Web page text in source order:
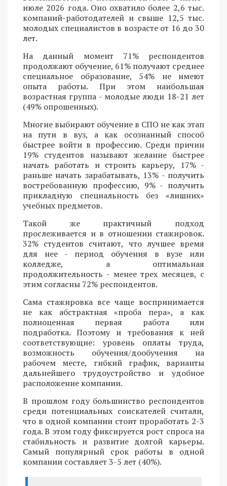
июле 2026 года. Оно охватило более 2,6 тыс.
компаний-работодателей и свыше 12,5 тыс.
молодых специалистов в возрасте от 16 до 30
лет.
На данный момент 71% респондентов
продолжают обучение, 61% получают среднее
специальное образование, 54% не имеют
опыта работы. При этом наибольшая
возрастная группа - молодые люди 18-21 лет
(49% опрошенных).
Многие выбирают обучение в СПО не как этап
на пути в вуз, а как осознанный способ
быстрее войти в профессию. Среди причин
19% студентов называют желание быстрее
начать работать и строить карьеру, 17% -
раньше начать зарабатывать, 13% - получить
востребованную профессию, 9% - получить
прикладную специальность без «лишних»
учебных предметов.
Такой же практичный подход
прослеживается и в отношении стажировок.
32% студентов считают, что лучшее время
для нее - период обучения в вузе или
колледже, а оптимальная
продолжительность - менее трех месяцев, с
этим согласны 72% респондентов.
Сама стажировка все чаще воспринимается
не как абстрактная «проба пера», а как
полноценная первая работа или
подработка. Поэтому и требования к ней
соответствующие: уровень оплаты труда,
возможность обучения/дообучения на
рабочем месте, гибкий график, варианты
дальнейшего трудоустройство и удобное
расположение компании.
В прошлом году большинство респондентов
среди потенциальных соискателей считали,
что в одной компании стоит проработать 2-3
года. В этом году фиксируется рост спроса на
стабильность и развитие долгой карьеры.
Самый популярный срок работы в одной
компании составляет 3-5 лет (40%).